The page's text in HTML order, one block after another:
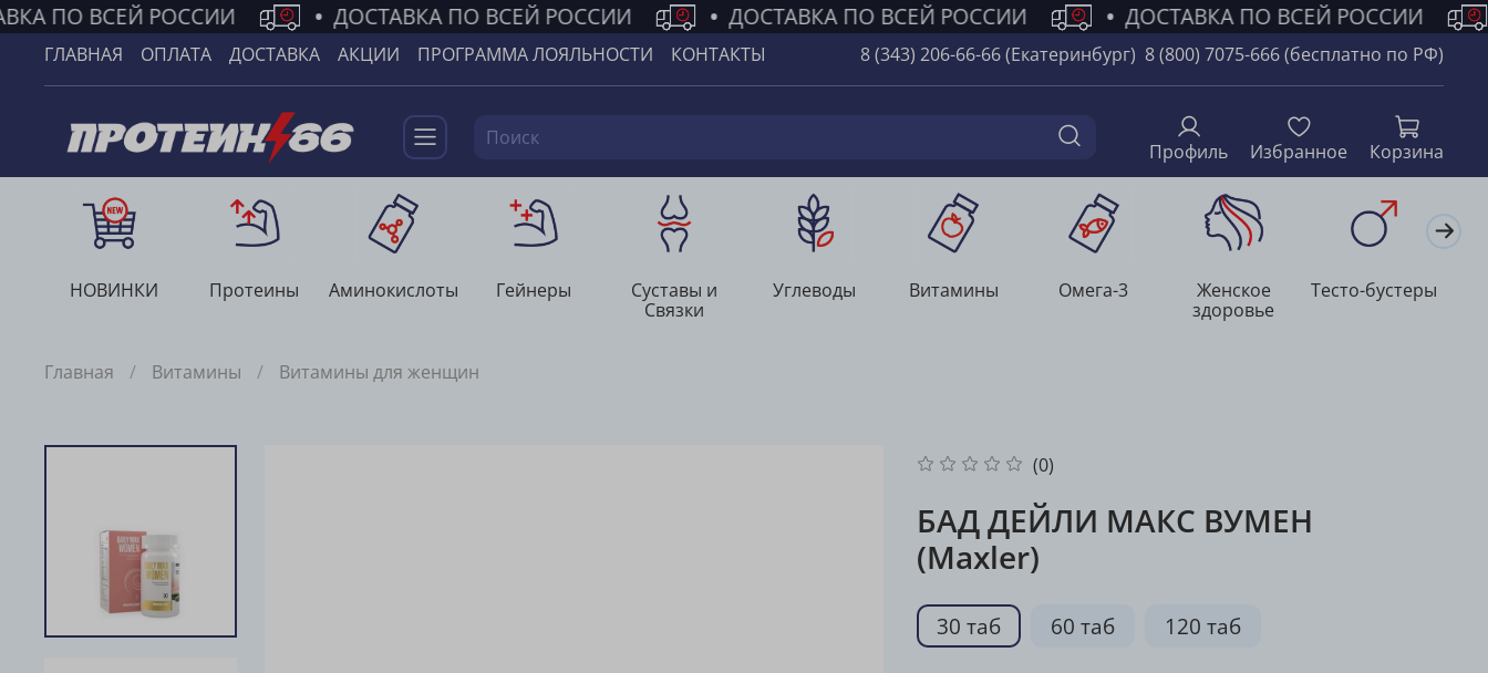
ПО ВСЕЙ РОССИИ • ДОСТАВКА ПО ВСЕЙ РОССИИ • ДОСТАВКА ПО ВСЕЙ РОССИИ • ДОСТАВКА ПО ВСЕЙ РОССИИ
ГЛАВНАЯ ОПЛАТА ДОСТАВКА АКЦИИ ПРОГРАММА ЛОЯЛЬНОСТИ КОНТАКТЫ 8 (343) 206-66-66 (Екатеринбург) 8 (800) 7075-666 (бесплатно по РФ)
Профиль Избранное Корзина
НОВИНКИ Протеины Аминокислоты Гейнеры
Суставы и
Связки
Углеводы Витамины Омега-3
Женское
здоровье
Тесто-бустеры
Главная Витамины Витамины для женщин
(0)
БАД ДЕЙЛИ МАКС ВУМЕН
(Maxler)
30 таб 60 таб 120 таб